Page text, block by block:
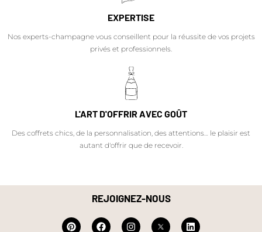
EXPERTISE
Nos experts-champagne vous conseillent pour la réussite de vos projets
privés et professionnels.
L'ART D'OFFRIR AVEC GOÛT
Des coffrets chics, de la personnalisation, des attentions… le plaisir est
autant d'offrir que de recevoir.
REJOIGNEZ-NOUS